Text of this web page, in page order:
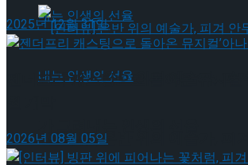
[인터뷰] 은반 위의 예술가, 피겨
[인터뷰] 은반 위의 예술가, 피겨
2025년 12월 31일
젠더프리 캐스팅으로 돌아온 뮤지컬’
2026년 08월 05일